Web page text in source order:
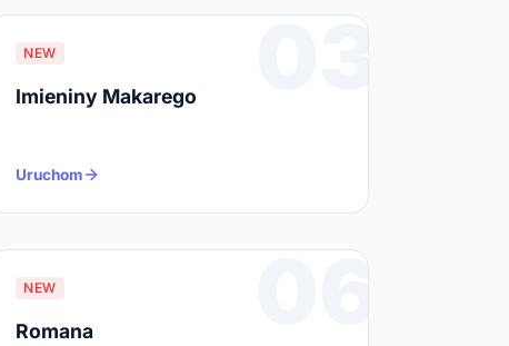
03
NEW
Imieniny Makarego
Uruchom
06
NEW
Romana